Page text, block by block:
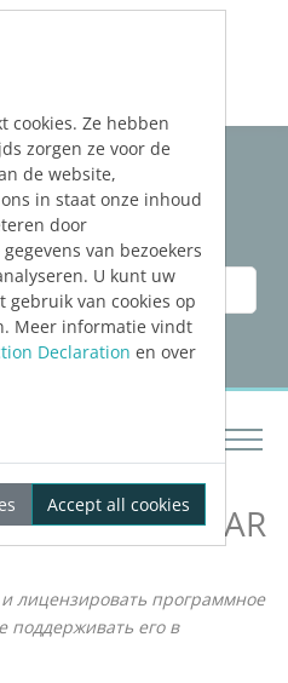
Revit
LINEAR
лицензировать программное
поддерживать его в
cookies. Ze hebben
zorgen ze voor de
de website,
in staat onze inhoud
door
van bezoekers
U kunt uw
gebruik van cookies op
Meer informatie vindt
Declaration en over
Accept all cookies